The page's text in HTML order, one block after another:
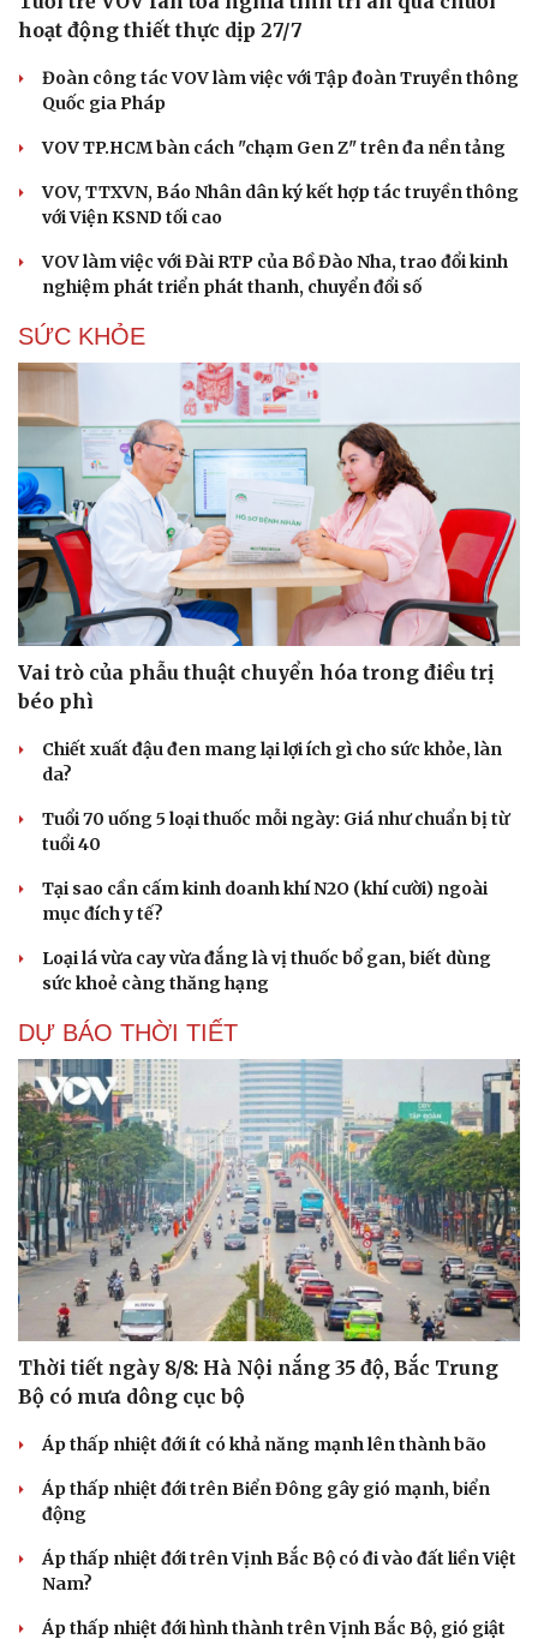
Cải chính
hoạt động thiết thực dịp 27/7
Đoàn công tác VOV làm việc với Tập đoàn Truyền thông
Quốc gia Pháp
VOV TP.HCM bàn cách "chạm Gen Z" trên đa nền tảng
VOV, TTXVN, Báo Nhân dân ký kết hợp tác truyền thông
với Viện KSND tối cao
VOV làm việc với Đài RTP của Bồ Đào Nha, trao đổi kinh
nghiệm phát triển phát thanh, chuyển đổi số
SỨC KHỎE
Vai trò của phẫu thuật chuyển hóa trong điều trị
béo phì
Chiết xuất đậu đen mang lại lợi ích gì cho sức khỏe, làn
da?
Tuổi 70 uống 5 loại thuốc mỗi ngày: Giá như chuẩn bị từ
tuổi 40
Tại sao cần cấm kinh doanh khí N2O (khí cười) ngoài
mục đích y tế?
Loại lá vừa cay vừa đắng là vị thuốc bổ gan, biết dùng
sức khoẻ càng thăng hạng
DỰ BÁO THỜI TIẾT
Thời tiết ngày 8/8: Hà Nội nắng 35 độ, Bắc Trung
Bộ có mưa dông cục bộ
Áp thấp nhiệt đới ít có khả năng mạnh lên thành bão
Áp thấp nhiệt đới trên Biển Đông gây gió mạnh, biển
động
Áp thấp nhiệt đới trên Vịnh Bắc Bộ có đi vào đất liền Việt
Nam?
Áp thấp nhiệt đới hình thành trên Vịnh Bắc Bộ, gió giật